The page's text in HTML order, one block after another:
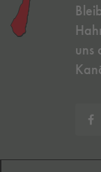
uns